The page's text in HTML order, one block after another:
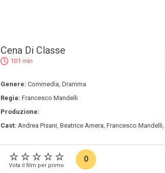
Cena Di Classe
101 min
Genere: Commedia, Dramma
Regia: Francesco Mandelli
Produzione:
Cast: Andrea Pisani, Beatrice Arnera, Francesco Mandelli,
Vota il film per primo
0